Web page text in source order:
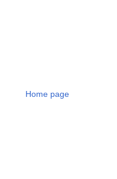
Home page